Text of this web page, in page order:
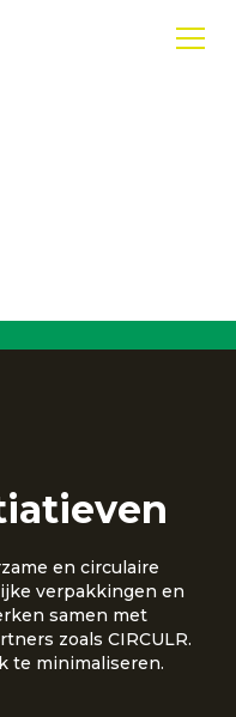
en circulaire
verpakkingen en
samen met
zoals CIRCULR.
te minimaliseren.